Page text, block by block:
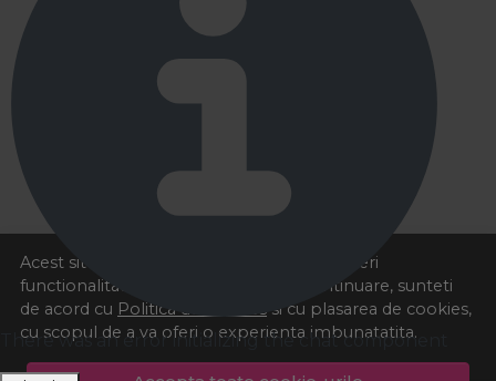
Acest site foloseste cookies pentru a va oferi
functionalitatea dorita. Navigand in continuare, sunteti
de acord cu Politica de cookies si cu plasarea de cookies,
cu scopul de a va oferi o experienta imbunatatita.
There was an error initializing the chat component